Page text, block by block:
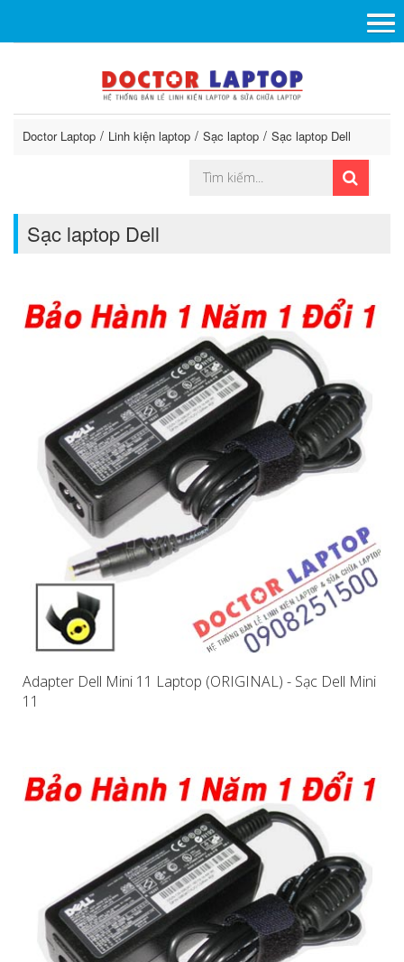
Doctor Laptop Linh kiện laptop Sạc laptop Sạc laptop Dell
Sạc laptop Dell
Adapter Dell Mini 11 Laptop (ORIGINAL) - Sạc Dell Mini
11